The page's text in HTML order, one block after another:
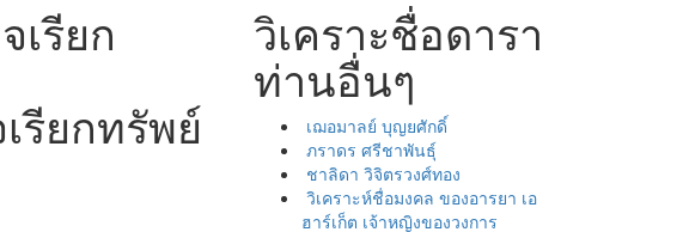
รียกทรัพย์
วิเคราะชื่อดารา
ท่านอื่นๆ
เฌอมาลย์ บุญยศักดิ์
ภราดร ศรีชาพันธุ์
ชาลิดา วิจิตรวงศ์ทอง
วิเคราะห์ชื่อมงคล ของอารยา เอ
ฮาร์เก็ต เจ้าหญิงของวงการ